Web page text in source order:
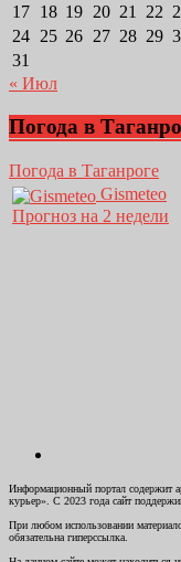
17 18 19 20 21 22
24 25 26 27 28 29
31
« Июл
Погода в
Погода в Таганроге
Gismeteo
Прогноз на 2 недели
Информационный портал содержит
курьер». С 2023 года сайт
При любом использовании
обязательна гиперссылка.